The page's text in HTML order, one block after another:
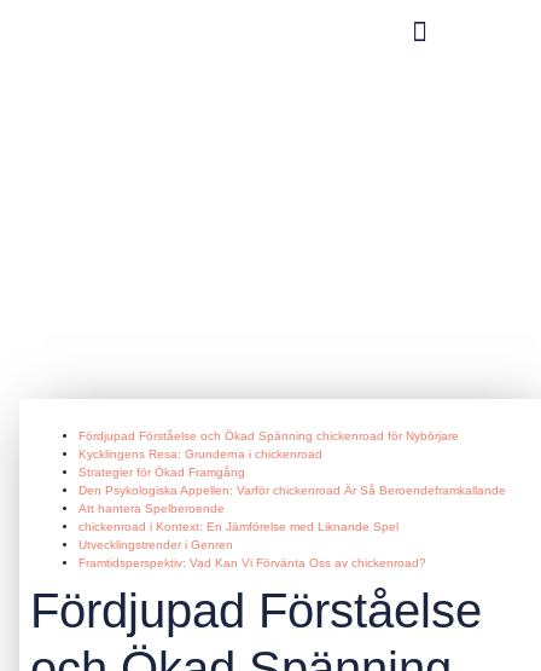
Fördjupad Förståelse och Ökad Spänning chickenroad för Nybörjare
Kycklingens Resa: Grunderna i chickenroad
Strategier för Ökad Framgång
Den Psykologiska Appellen: Varför chickenroad Är Så Beroendeframkallande
Att hantera Spelberoende
chickenroad i Kontext: En Jämförelse med Liknande Spel
Utvecklingstrender i Genren
Framtidsperspektiv: Vad Kan Vi Förvänta Oss av chickenroad?
Fördjupad Förståelse